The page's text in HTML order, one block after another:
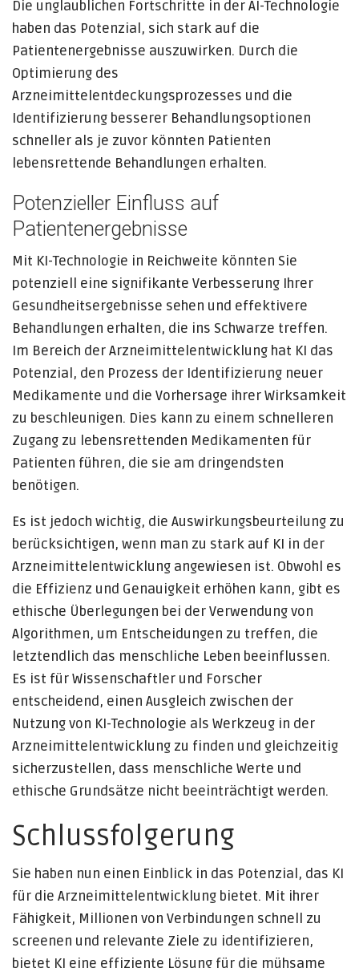
Die unglaublichen Fortschritte in der AI-Technologie
haben das Potenzial, sich stark auf die
Patientenergebnisse auszuwirken. Durch die
Optimierung des
Arzneimittelentdeckungsprozesses und die
Identifizierung besserer Behandlungsoptionen
schneller als je zuvor könnten Patienten
lebensrettende Behandlungen erhalten.
Potenzieller Einfluss auf
Patientenergebnisse
Mit KI-Technologie in Reichweite könnten Sie
potenziell eine signifikante Verbesserung Ihrer
Gesundheitsergebnisse sehen und effektivere
Behandlungen erhalten, die ins Schwarze treffen.
Im Bereich der Arzneimittelentwicklung hat KI das
Potenzial, den Prozess der Identifizierung neuer
Medikamente und die Vorhersage ihrer Wirksamkeit
zu beschleunigen. Dies kann zu einem schnelleren
Zugang zu lebensrettenden Medikamenten für
Patienten führen, die sie am dringendsten
benötigen.
Es ist jedoch wichtig, die Auswirkungsbeurteilung zu
berücksichtigen, wenn man zu stark auf KI in der
Arzneimittelentwicklung angewiesen ist. Obwohl es
die Effizienz und Genauigkeit erhöhen kann, gibt es
ethische Überlegungen bei der Verwendung von
Algorithmen, um Entscheidungen zu treffen, die
letztendlich das menschliche Leben beeinflussen.
Es ist für Wissenschaftler und Forscher
entscheidend, einen Ausgleich zwischen der
Nutzung von KI-Technologie als Werkzeug in der
Arzneimittelentwicklung zu finden und gleichzeitig
sicherzustellen, dass menschliche Werte und
ethische Grundsätze nicht beeinträchtigt werden.
Schlussfolgerung
Sie haben nun einen Einblick in das Potenzial, das KI
für die Arzneimittelentwicklung bietet. Mit ihrer
Fähigkeit, Millionen von Verbindungen schnell zu
screenen und relevante Ziele zu identifizieren,
bietet KI eine effiziente Lösung für die mühsame